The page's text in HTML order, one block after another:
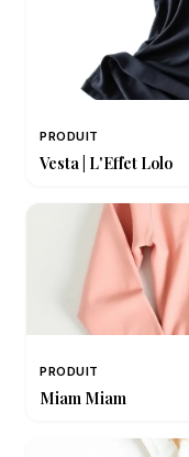
PRODUIT
Vesta | L'Effet Lolo
PRODUIT
Miam Miam